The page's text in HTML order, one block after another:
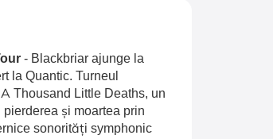
- Blackbriar ajunge la
la Quantic. Turneul
Thousand Little Deaths, un
și moartea prin
sonorități symphonic